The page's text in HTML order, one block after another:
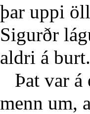
þar uppi
Sigurðr
aldri á burt.
Þat var á
menn um,